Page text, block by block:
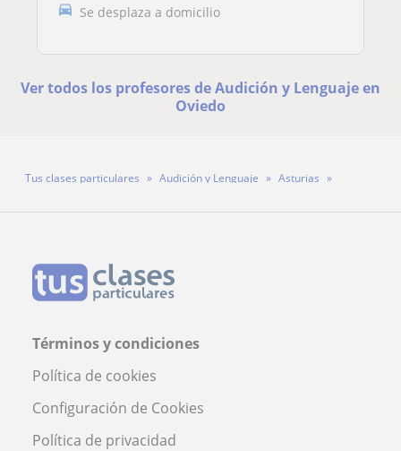
Se desplaza a domicilio
Ver todos los profesores de Audición y Lenguaje en
Oviedo
Tus clases particulares Audición y Lenguaje
Asturias
Términos y condiciones
Política de cookies
Configuración de Cookies
Política de privacidad